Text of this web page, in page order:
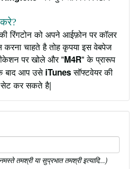
रिंगटोन को अपने आईफ़ोन पर कॉलर
चाहते है तोह कृपया इस वेबपेज
पर खोले और "M4R" के प्रारूप
बाद आप उसे iTunesसॉफ्टवेयर की
सेट कर सकते है|
तमश्री या सुप्रभात तमश्री इत्यादि...)